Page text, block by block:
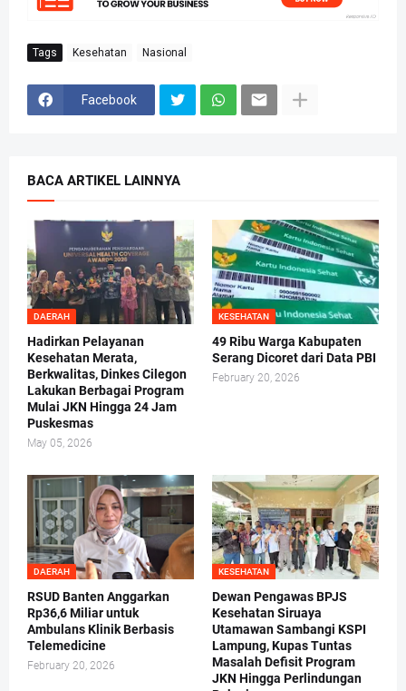
Tags Kesehatan Nasional
Facebook
BACA ARTIKEL LAINNYA
DAERAH
Hadirkan Pelayanan
Kesehatan Merata,
Berkwalitas, Dinkes Cilegon
Lakukan Berbagai Program
Mulai JKN Hingga 24 Jam
Puskesmas
May 05, 2026
KESEHATAN
49 Ribu Warga Kabupaten
Serang Dicoret dari Data PBI
February 20, 2026
DAERAH
RSUD Banten Anggarkan
Rp36,6 Miliar untuk
Ambulans Klinik Berbasis
Telemedicine
February 20, 2026
KESEHATAN
Dewan Pengawas BPJS
Kesehatan Siruaya
Utamawan Sambangi KSPI
Lampung, Kupas Tuntas
Masalah Defisit Program
JKN Hingga Perlindungan